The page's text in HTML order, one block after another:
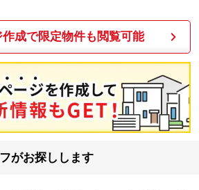
成で限定物件も閲覧可能
がお探しします